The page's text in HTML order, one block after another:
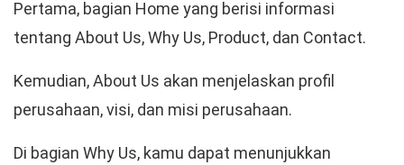
Pertama, bagian Home yang berisi informasi
tentang About Us, Why Us, Product, dan Contact.
Kemudian, About Us akan menjelaskan profil
perusahaan, visi, dan misi perusahaan.
Di bagian Why Us, kamu dapat menunjukkan